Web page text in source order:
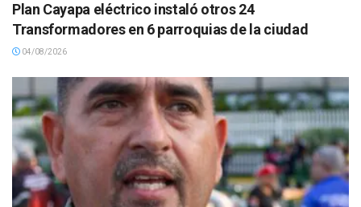
Plan Cayapa eléctrico instaló otros 24
Transformadores en 6 parroquias de la ciudad
04/08/2026